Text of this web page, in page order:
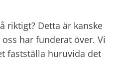
riktigt? Detta är kanske
har funderat över. Vi
fastställa huruvida det